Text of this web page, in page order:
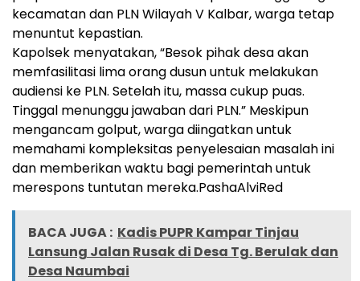
kecamatan dan PLN Wilayah V Kalbar, warga tetap
menuntut kepastian.
Kapolsek menyatakan, “Besok pihak desa akan
memfasilitasi lima orang dusun untuk melakukan
audiensi ke PLN. Setelah itu, massa cukup puas.
Tinggal menunggu jawaban dari PLN.” Meskipun
mengancam golput, warga diingatkan untuk
memahami kompleksitas penyelesaian masalah ini
dan memberikan waktu bagi pemerintah untuk
merespons tuntutan mereka.PashaAlviRed
BACA JUGA : Kadis PUPR Kampar Tinjau
Lansung Jalan Rusak di Desa Tg. Berulak dan
Desa Naumbai